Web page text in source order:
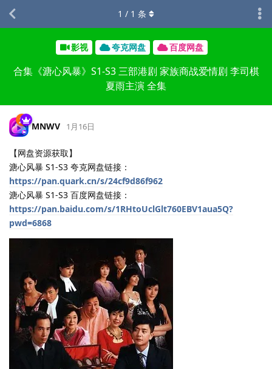
影视 夸克网盘 百度网盘
合集《溏心风暴》S1-S3 三部港剧 家族商战爱情剧 李司棋
夏雨主演 全集
1 / 1 条
MNWV 1月16日
【网盘资源获取】
溏心风暴 S1-S3 夸克网盘链接：
https://pan.quark.cn/s/24cf9d86f962
溏心风暴 S1-S3 百度网盘链接：
https://pan.baidu.com/s/1RHtoUclGlt760EBV1aua5Q?
pwd=6868